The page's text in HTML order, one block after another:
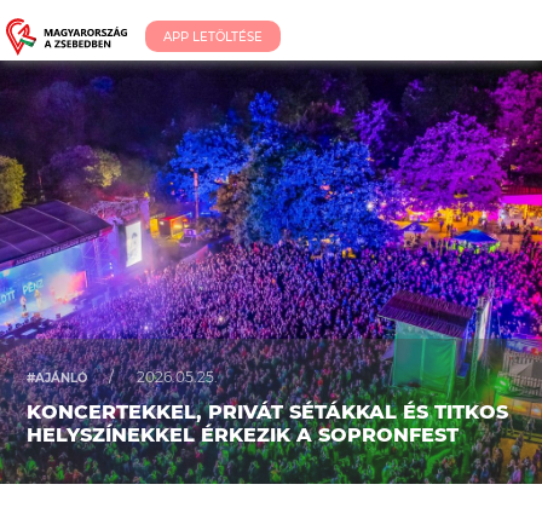
APP LETÖLTÉSE
#AJÁNLÓ / 2026.05.25.
KONCERTEKKEL, PRIVÁT SÉTÁKKAL ÉS TITKOS
HELYSZÍNEKKEL ÉRKEZIK A SOPRONFEST